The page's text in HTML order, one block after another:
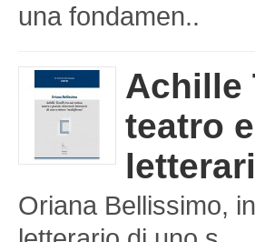
una fondamen..
Achille
teatro
Oriana Bellissimo,